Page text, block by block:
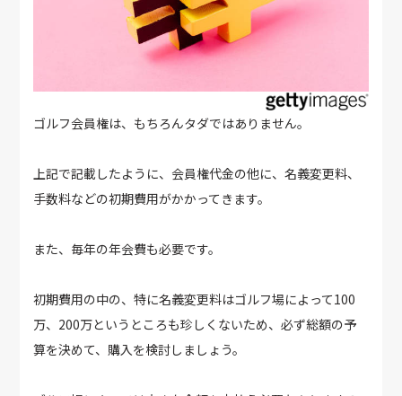
ゴルフ会員権は、もちろんタダではありません。
上記で記載したように、会員権代金の他に、名義変更料、
手数料などの初期費用がかかってきます。
また、毎年の年会費も必要です。
初期費用の中の、特に名義変更料はゴルフ場によって100
万、200万というところも珍しくないため、必ず総額の予
算を決めて、購入を検討しましょう。